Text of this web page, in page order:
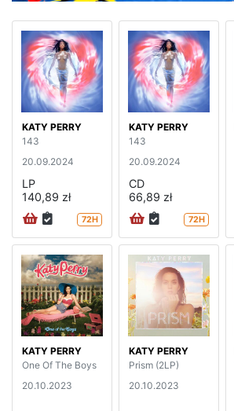
KATY PERRY
143
20.09.2024
LP
140,89 zł
72H
KATY PERRY
143
20.09.2024
CD
66,89 zł
72H
KATY PERRY
One Of The Boys
20.10.2023
KATY PERRY
Prism (2LP)
20.10.2023